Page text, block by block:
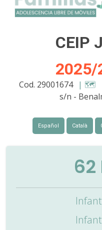
CEIP
2025/
Cod. 29001674 | 🗺️
s/n -
Español Català
62